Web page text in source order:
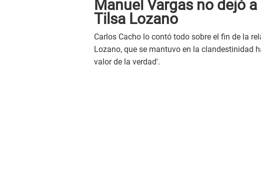
Manuel Vargas no dejó
Tilsa Lozano
Carlos Cacho lo contó todo sobre el fin de la
Lozano, que se mantuvo en la clandestinidad
valor de la verdad'.